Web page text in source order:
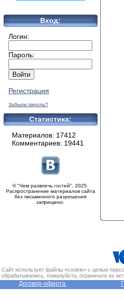
Вход:
Логин:
Пароль:
Регистрация
Забыли пароль?
Статистика:
Материалов: 17412
Комментариев: 19441
© "Чем развлечь гостей", 2025.
Распространение материалов сайта
без письменного разрешения
запрещено.
Сайт использует файлы «cookie» с целью
обрабатывались, пожалуйста, ограничьте их
Договор-оферта.